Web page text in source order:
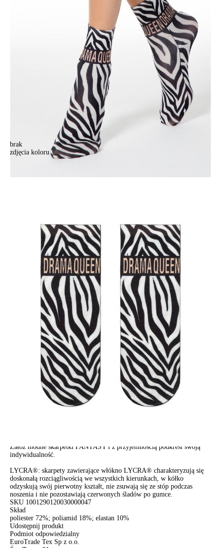
brak
zdjęcia koloru
Skarpetki damskie FANTASY 17С-34СP, r. 36-39, 047
+
DODAJ DO KOSZYKA
Jak złożyć zamówienie
POWIADOM MNIE O DOSTĘPNOŚCI
ПОЛУЧИТЬ ПО EMAIL
darmowa od 99 zł
czas dostawy: 1-2 dni robocze
Paczkomaty InPost 24/7,darmowa od 50 zł
czas dostawy: 1-2 dni robocze
Odbiór osobistyw sklepie Conte (Łodz)
pn.- czw. 8:00 - 16:00, pt. 8:00 - 14:00
Opis produktu
Załóż modne skarpetki FANTASY i z przyjemnością podkreśl swoją
indywidualność.
LYCRA®: skarpety zawierające włókno LYCRA® charakteryzują się
doskonałą rozciągliwością we wszystkich kierunkach, w kółko
odzyskują swój pierwotny kształt, nie zsuwają się ze stóp podczas
noszenia i nie pozostawiają czerwonych śladów po gumce.
SKU 1001290120030000047
Skład
poliester 72%; poliamid 18%; elastan 10%
Udostępnij produkt
Podmiot odpowiedzialny
EuroTrade Tex Sp z o.o.